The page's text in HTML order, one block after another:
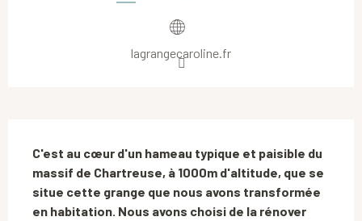
lagrangecaroline.fr
C'est au cœur d'un hameau typique et paisible du
massif de Chartreuse, à 1000m d'altitude, que se
situe cette grange que nous avons transformée
en habitation. Nous avons choisi de la rénover